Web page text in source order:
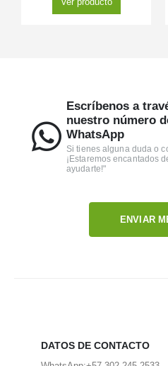
Escríbenos a
nuestro número
WhatsApp
Si tienes alguna duda o
¡Estaremos encantados
ayudarte!"
ENVIAR
DATOS DE CONTACTO